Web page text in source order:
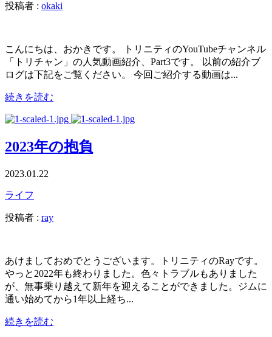
投稿者 : okaki
こんにちは、おかきです。 トリニティのYouTubeチャンネル
「トリチャン」の人気動画紹介、Part3です。 以前の紹介ブ
ログは下記をご覧ください。 今回ご紹介する動画は...
続きを読む
2023年の抱負
2023.01.22
ライフ
投稿者 : ray
あけましておめでとうございます。トリニティのRayです。
やっと2022年も終わりました。色々トラブルもありました
が、無事乗り越えて新年を迎えることができました。ジムに
通い始めてから1年以上経ち...
続きを読む